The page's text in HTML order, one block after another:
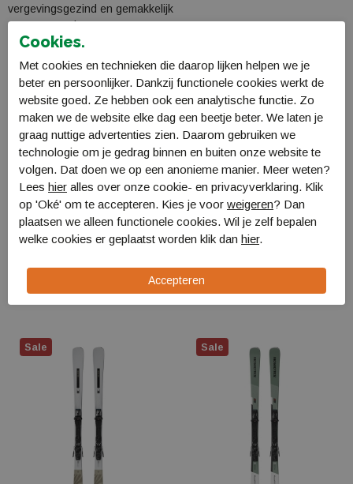
vergevingsgezind en gemakkelijk
manoeuvreerbaar.
KERN
Composiet: Een composiet core biedt een lichte,
Specificaties
Bestellen en Betalen
Verzending en levering
Retourneren
Gerelateerde producten
Sale Sale
Cookies.
Met cookies en technieken die daarop lijken helpen we je
beter en persoonlijker. Dankzij functionele cookies werkt de
website goed. Ze hebben ook een analytische functie. Zo
maken we de website elke dag een beetje beter. We laten je
graag nuttige advertenties zien. Daarom gebruiken we
technologie om je gedrag binnen en buiten onze website te
volgen. Dat doen we op een anonieme manier. Meer weten?
Lees hier alles over onze cookie- en privacyverklaring. Klik
op 'Oké' om te accepteren. Kies je voor weigeren? Dan
plaatsen we alleen functionele cookies. Wil je zelf bepalen
welke cookies er geplaatst worden klik dan hier.